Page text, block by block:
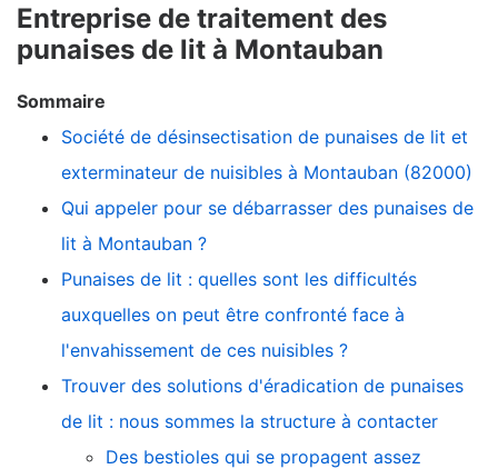
Entreprise de traitement des
punaises de lit à Montauban
Sommaire
Société de désinsectisation de punaises de lit et
exterminateur de nuisibles à Montauban (82000)
Qui appeler pour se débarrasser des punaises de
lit à Montauban ?
Punaises de lit : quelles sont les difficultés
auxquelles on peut être confronté face à
l'envahissement de ces nuisibles ?
Trouver des solutions d'éradication de punaises
de lit : nous sommes la structure à contacter
Des bestioles qui se propagent assez